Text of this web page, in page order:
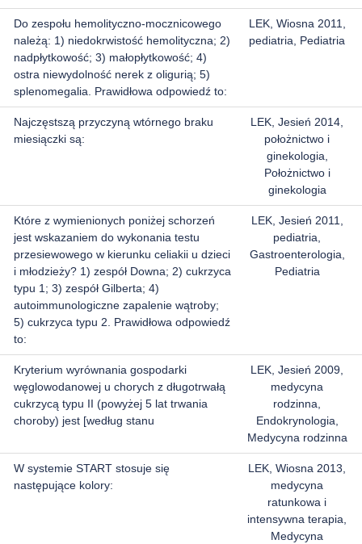
Do zespołu hemolityczno-mocznicowego
należą: 1) niedokrwistość hemolityczna; 2)
nadpłytkowość; 3) małopłytkowość; 4)
ostra niewydolność nerek z oligurią; 5)
splenomegalia. Prawidłowa odpowiedź to:
LEK, Wiosna 2011,
pediatria, Pediatria
Najczęstszą przyczyną wtórnego braku
miesiączki są:
LEK, Jesień 2014,
położnictwo i
ginekologia,
Położnictwo i
ginekologia
Które z wymienionych poniżej schorzeń
jest wskazaniem do wykonania testu
przesiewowego w kierunku celiakii u dzieci
i młodzieży? 1) zespół Downa; 2) cukrzyca
typu 1; 3) zespół Gilberta; 4)
autoimmunologiczne zapalenie wątroby;
5) cukrzyca typu 2. Prawidłowa odpowiedź
to:
LEK, Jesień 2011,
pediatria,
Gastroenterologia,
Pediatria
Kryterium wyrównania gospodarki
węglowodanowej u chorych z długotrwałą
cukrzycą typu II (powyżej 5 lat trwania
choroby) jest [według stanu
LEK, Jesień 2009,
medycyna
rodzinna,
Endokrynologia,
Medycyna rodzinna
W systemie START stosuje się
następujące kolory:
LEK, Wiosna 2013,
medycyna
ratunkowa i
intensywna terapia,
Medycyna